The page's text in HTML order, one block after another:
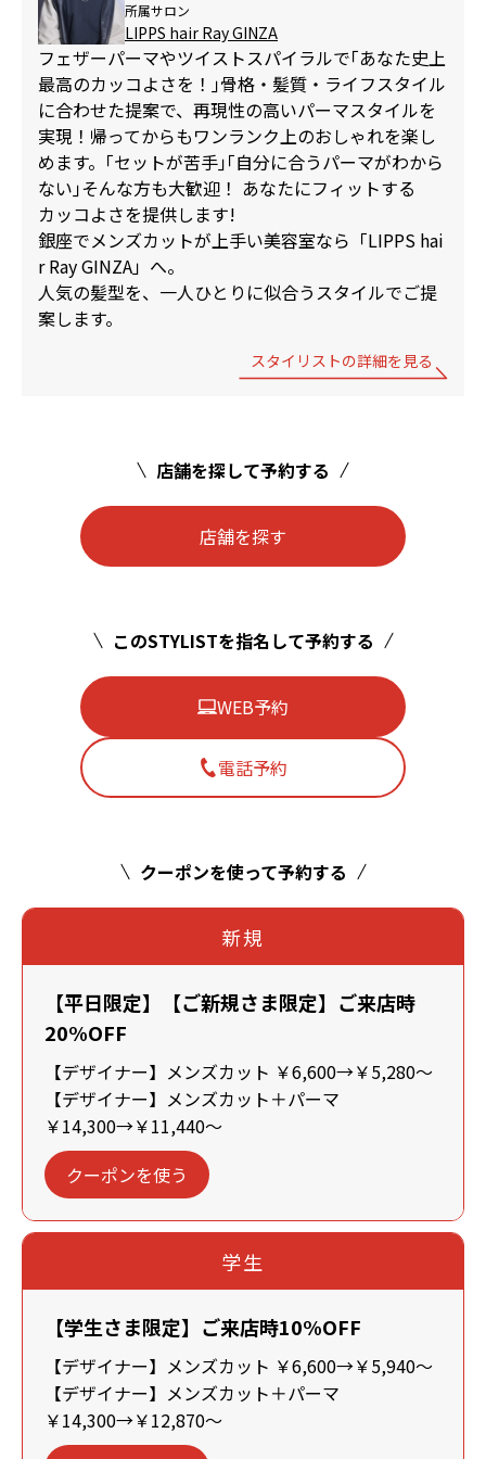
所属サロン
LIPPS hair Ray GINZA
フェザーパーマやツイストスパイラルで｢あなた史上
最高のカッコよさを！｣骨格・髪質・ライフスタイル
に合わせた提案で、再現性の高いパーマスタイルを
実現！帰ってからもワンランク上のおしゃれを楽し
めます。｢セットが苦手｣｢自分に合うパーマがわから
ない｣そんな方も大歓迎！ あなたにフィットする
カッコよさを提供します!
銀座でメンズカットが上手い美容室なら「LIPPS hai
r Ray GINZA」へ。
人気の髪型を、一人ひとりに似合うスタイルでご提
案します。
スタイリストの詳細を見る
店舗を探して予約する
店舗を探す
このSTYLISTを指名して予約する
WEB予約
電話予約
クーポンを使って予約する
新規
【平日限定】【ご新規さま限定】ご来店時
20%OFF
【デザイナー】メンズカット ￥6,600→￥5,280～
【デザイナー】メンズカット＋パーマ
￥14,300→￥11,440～
クーポンを使う
学生
【学生さま限定】ご来店時10%OFF
【デザイナー】メンズカット ￥6,600→￥5,940～
【デザイナー】メンズカット＋パーマ
￥14,300→￥12,870～